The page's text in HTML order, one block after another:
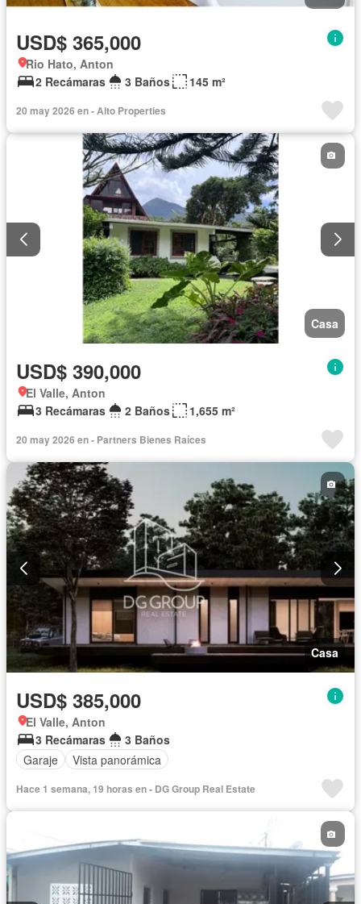
USD$ 365,000
Rio Hato, Anton
2 Recámaras
3 Baños 145 m²
20 may 2026 en - Alto Properties
Casa
USD$ 390,000
El Valle, Anton
3 Recámaras
2 Baños 1,655 m²
20 may 2026 en - Partners Bienes Raíces
Casa
USD$ 385,000
El Valle, Anton
3 Recámaras
3 Baños
Garaje
Vista panorámica
Hace 1 semana, 19 horas en - DG Group Real Estate